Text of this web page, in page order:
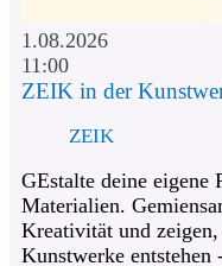
1.08.2026
11:00
ZEIK in der
ZEIK
GEstalte deine eigene
Materialien.
Kreativität und
Kunstwerke